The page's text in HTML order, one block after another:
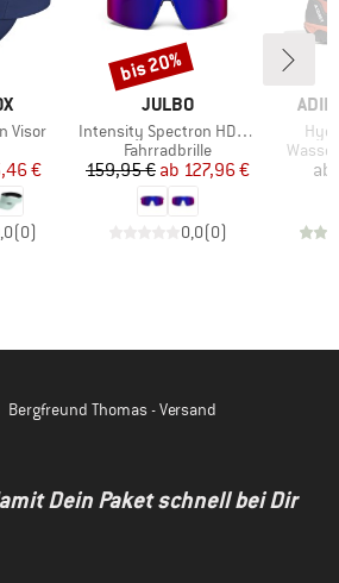
Visor
Preis
€
(0)
MARKE
JULBO
Artikel
Intensity Spectron HD S3 (VLT 15%)
Produktgruppe
Fahrradbrille
Preis
159,95 € reduzierter Preis
ab 127,96 €
0,0(0)
Rabatt
bis 20%
ab
Bergfreund Thomas - Versand
Dein Paket schnell bei Dir